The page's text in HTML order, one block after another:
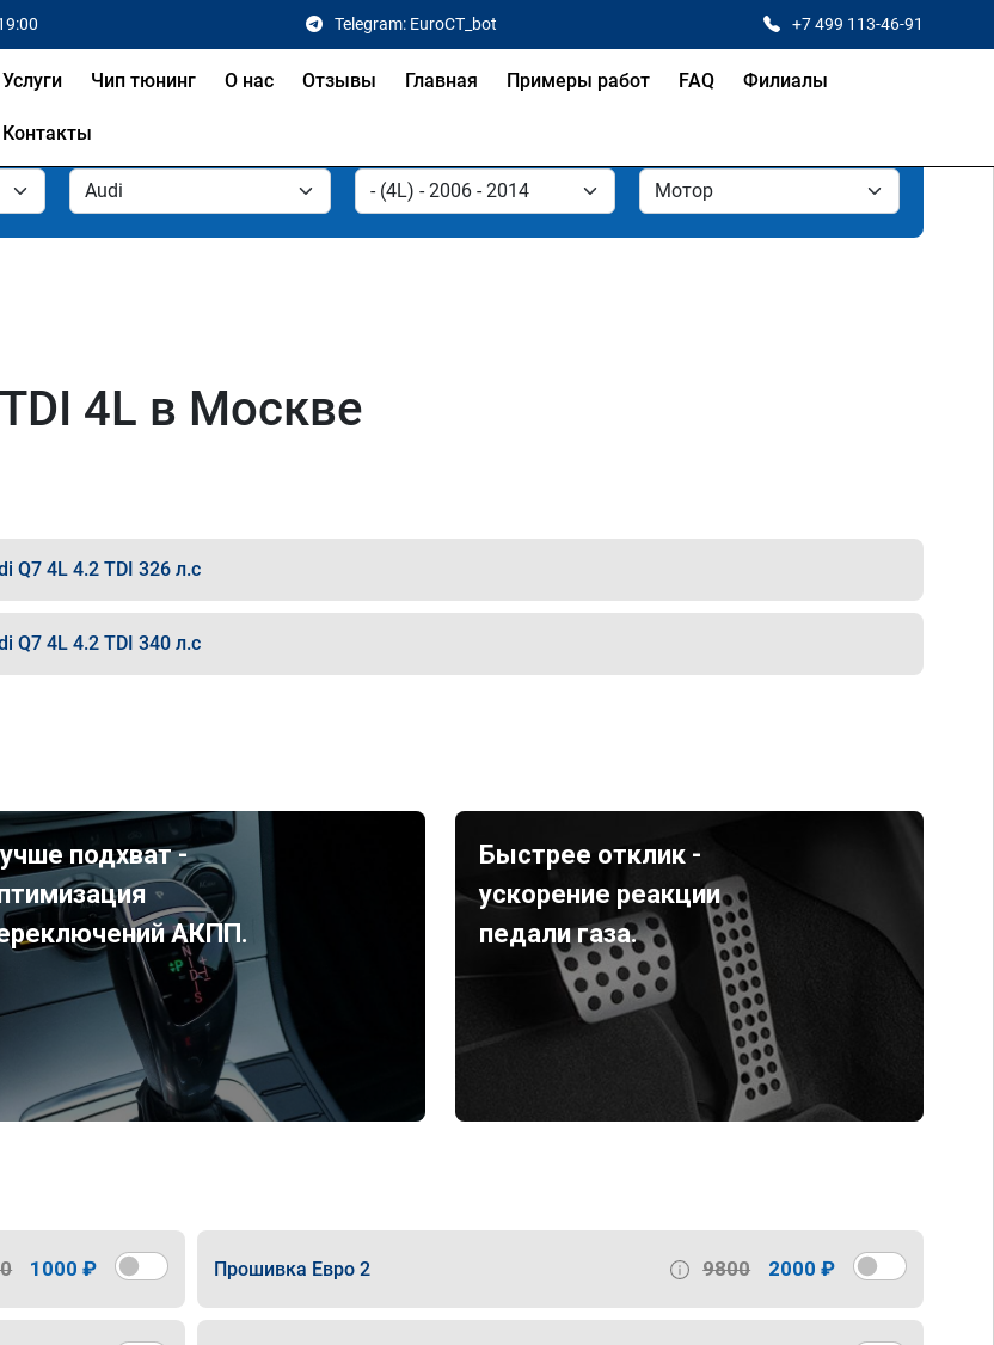
Telegram: EuroCT_bot +7 499 113-46-91
Услуги Чип тюнинг О нас Отзывы Главная Примеры работ FAQ Филиалы
Контакты
4L в Москве
Q7 4L 4.2 TDI 326 л.с
Q7 4L 4.2 TDI 340 л.с
подхват -
АКПП.
Быстрее отклик -
ускорение реакции
педали газа.
1000 ₽ Прошивка Евро 2 9800 2000 ₽